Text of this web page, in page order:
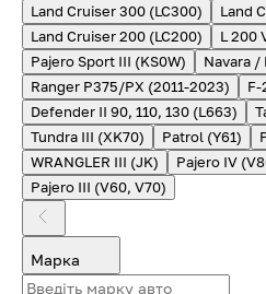
Land Cruiser 300 (LC300)
Land
Land Cruiser 200 (LC200)
L 200
Pajero Sport III (KS0W)
Navara /
Ranger P375/PX (2011-2023)
F-
Defender II 90, 110, 130 (L663)
Tundra III (XK70)
Patrol (Y61)
WRANGLER III (JK)
Pajero IV
Pajero III (V60, V70)
Марка